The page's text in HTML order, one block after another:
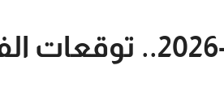
برج الحمل اليوم الثلاثاء 2-6-2026..